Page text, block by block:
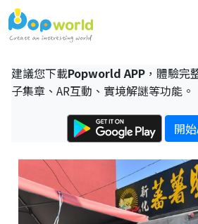
建議您下載Popworld APP ，體驗完
子集章、AR互動、實境解謎等功能。
開